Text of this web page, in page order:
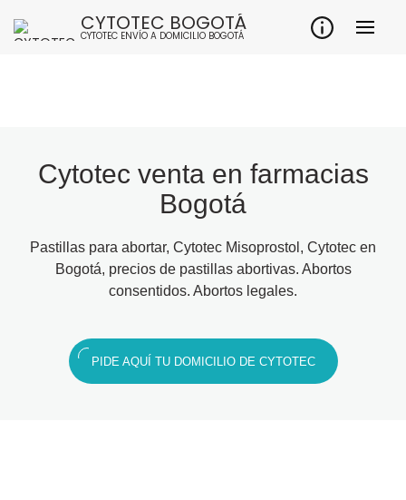
CYTOTEC BOGOTÁ
CYTOTEC ENVÍO A DOMICILIO BOGOTÁ
Cytotec venta en farmacias
Bogotá
Pastillas para abortar, Cytotec Misoprostol, Cytotec en
Bogotá, precios de pastillas abortivas. Abortos
consentidos. Abortos legales.
PIDE AQUÍ TU DOMICILIO DE CYTOTEC